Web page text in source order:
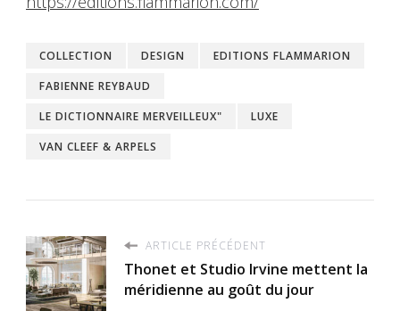
COLLECTION DESIGN
EDITIONS FLAMMARION
FABIENNE REYBAUD
LE DICTIONNAIRE MERVEILLEUX"
LUXE
VAN CLEEF & ARPELS
ARTICLE PRÉCÉDENT
Thonet et Studio Irvine mettent la
méridienne au goût du jour